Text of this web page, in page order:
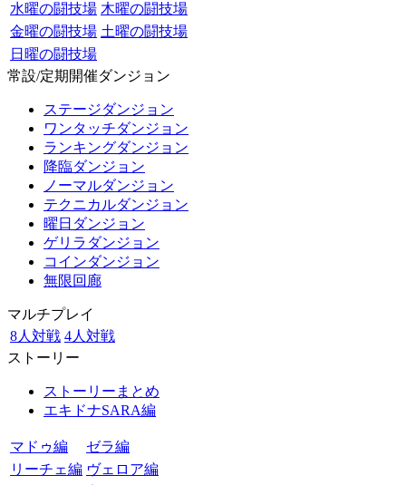
水曜の闘技場 木曜の闘技場
金曜の闘技場 土曜の闘技場
日曜の闘技場
常設/定期開催ダンジョン
ステージダンジョン
ワンタッチダンジョン
ランキングダンジョン
降臨ダンジョン
ノーマルダンジョン
テクニカルダンジョン
曜日ダンジョン
ゲリラダンジョン
コインダンジョン
無限回廊
マルチプレイ
8人対戦 4人対戦
ストーリー
ストーリーまとめ
エキドナSARA編
マドゥ編
ゼラ編
リーチェ編 ヴェロア編